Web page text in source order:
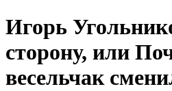
Игорь
сторону, или
весельчак